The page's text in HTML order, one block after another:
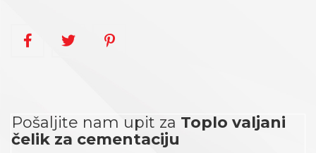
Pošaljite nam upit za Toplo valjani
čelik za cementaciju